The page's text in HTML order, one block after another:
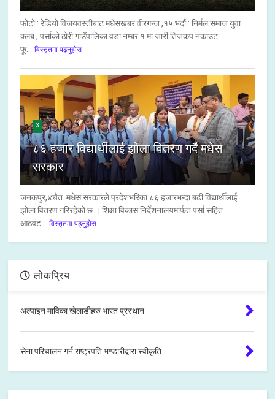
फोटो : रेडियो विजयवस्तीबाट मधेसखबर वीरगन्ज ,१५ भदौं : निर्मल समाज युवा
क्लब , पर्साको ठोरी गाउँपालिका वडा नम्बर १ मा जारी तिजकप नकाउट
फू...
विस्तृतमा पढ्नुहोस
3
८६ हजार विद्यार्थीलाई झोला वितरण गर्दै मधेस
सरकार
जनकपुर,४चैत :मधेस सरकारले प्रदेशभरिका ८६ हजारभन्दा बढी विद्यार्थीलाई
झोला वितरण गरिरहेको छ । शिक्षा विकास निर्देशनालयमार्फत पर्सा सहित
आठवट...
विस्तृतमा पढ्नुहोस
लोकप्रिय
अल्पाइन माविका खेलाडीहरु भारत प्रस्थान
सेना परिचालन गर्न राष्ट्रपति भण्डारीद्वारा स्वीकृति